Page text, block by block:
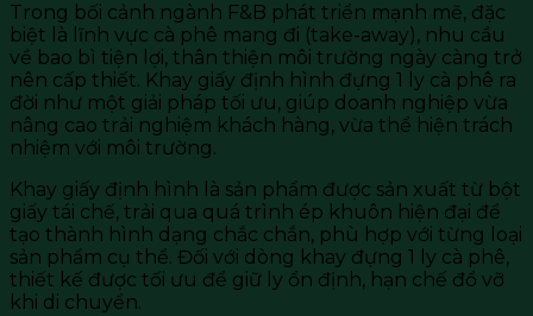
Trong bối cảnh ngành F&B phát triển mạnh mẽ, đặc
biệt là lĩnh vực cà phê mang đi (take-away), nhu cầu
về bao bì tiện lợi, thân thiện môi trường ngày càng trở
nên cấp thiết. Khay giấy định hình đựng 1 ly cà phê ra
đời như một giải pháp tối ưu, giúp doanh nghiệp vừa
nâng cao trải nghiệm khách hàng, vừa thể hiện trách
nhiệm với môi trường.
Khay giấy định hình là sản phẩm được sản xuất từ bột
giấy tái chế, trải qua quá trình ép khuôn hiện đại để
tạo thành hình dạng chắc chắn, phù hợp với từng loại
sản phẩm cụ thể. Đối với dòng khay đựng 1 ly cà phê,
thiết kế được tối ưu để giữ ly ổn định, hạn chế đổ vỡ
khi di chuyển.